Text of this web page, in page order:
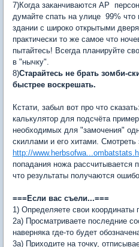
7)Когда заканчиваются AP 
думайте спать на улице  99%
здании с широко открытыми
практически то же самое что
пытайтесь! Всегда планируйте
в "нычку".
8)Старайтесь не брать зомби-
быстрее воскрешать.
Кстати, забыл вот про что
калькулятор для подсчёта
необходимых для "замочения"
скиллами и его хитами. Смотреть
http://
попадания ножа рассчитывается
что результаты получаются
===Если вас съели...===
1) Определяете свои координаты
2а) Просматриваете последние
наверняка где-то будет
3а) Приходите на точку,